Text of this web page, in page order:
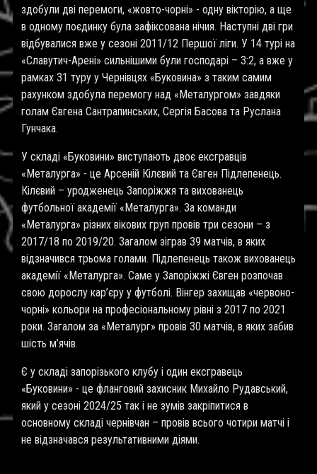
здобули дві перемоги, «жовто-чорні» - одну вікторію, а ще
в одному поєдинку була зафіксована нічия. Наступні дві гри
відбувалися вже у сезоні 2011/12 Першої ліги. У 14 турі на
«Славутич-Арені» сильнішими були господарі – 3:2, а вже у
рамках 31 туру у Чернівцях «Буковина» з таким самим
рахунком здобула перемогу над «Металургом» завдяки
голам Євгена Сантрапинських, Сергія Басова та Руслана
Гунчака.
У складі «Буковини» виступають двоє ексгравців
«Металурга» - це Арсеній Кілєвий та Євген Підлепенець.
Кілєвий – уродженець Запоріжжя та вихованець
футбольної академії «Металурга». За команди
«Металурга» різних вікових груп провів три сезони – з
2017/18 по 2019/20. Загалом зіграв 39 матчів, в яких
відзначився трьома голами. Підлепенець також вихованець
академії «Металурга». Саме у Запоріжжі Євген розпочав
свою дорослу кар’єру у футболі. Вінгер захищав «червоно-
чорні» кольори на професіональному рівні з 2017 по 2021
роки. Загалом за «Металург» провів 30 матчів, в яких забив
шість м’ячів.
Є у складі запорізького клубу і один ексгравець
«Буковини» - це фланговий захисник Михайло Рудавський,
який у сезоні 2024/25 так і не зумів закріпитися в
основному складі чернівчан – провів всього чотири матчі і
не відзначався результативними діями.